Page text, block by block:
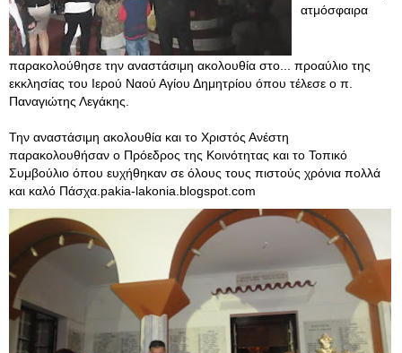
ατμόσφαιρα
παρακολούθησε την αναστάσιμη ακολουθία στο... προαύλιο της
εκκλησίας του Ιερού Ναού Αγίου Δημητρίου όπου τέλεσε ο π.
Παναγιώτης Λεγάκης.
Την αναστάσιμη ακολουθία και το Χριστός Ανέστη
παρακολουθήσαν ο Πρόεδρος της Κοινότητας και το Τοπικό
Συμβούλιο όπου ευχήθηκαν σε όλους τους πιστούς χρόνια πολλά
και καλό Πάσχα.pakia-lakonia.blogspot.com